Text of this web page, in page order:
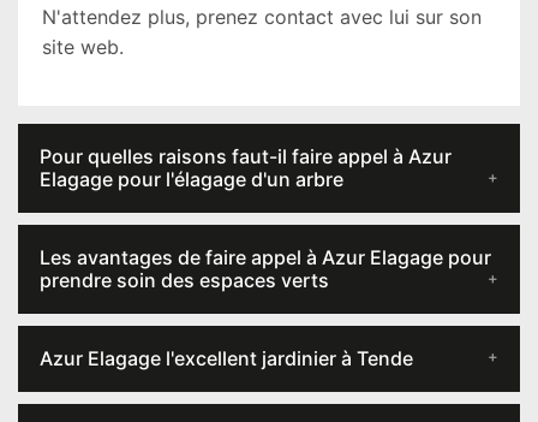
N'attendez plus, prenez contact avec lui sur son
site web.
Pour quelles raisons faut-il faire appel à Azur
Elagage pour l'élagage d'un arbre
Les avantages de faire appel à Azur Elagage pour
prendre soin des espaces verts
Azur Elagage l'excellent jardinier à Tende